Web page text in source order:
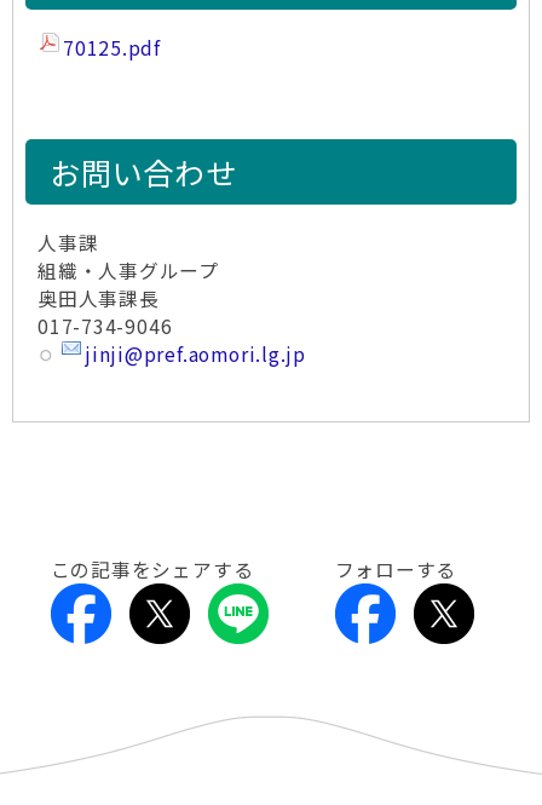
70125.pdf
お問い合わせ
人事課
組織・人事グループ
奥田人事課長
017-734-9046
jinji@pref.aomori.lg.jp
この記事をシェアする フォローする